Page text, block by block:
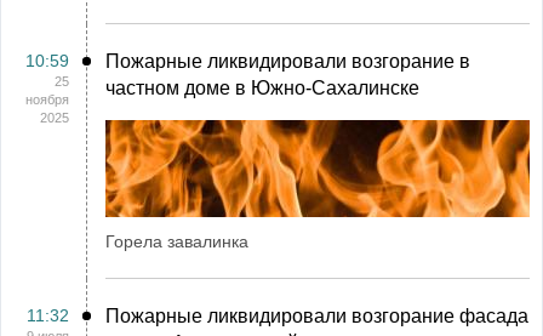
10:59
25
ноября
2025
Пожарные ликвидировали возгорание в
частном доме в Южно-Сахалинске
Горела завалинка
11:32
Пожарные ликвидировали возгорание фасада